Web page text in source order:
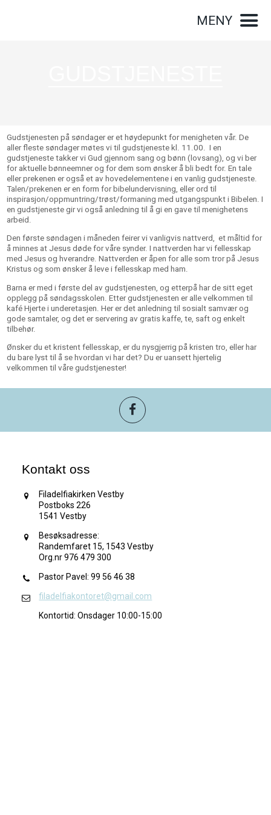
MENY
Gudstjenesten på søndager er et høydepunkt for menigheten vår. De
aller fleste søndager møtes vi til gudstjeneste kl. 11.00. I en
gudstjeneste takker vi Gud gjennom sang og bønn (lovsang), og vi ber
for aktuelle bønneemner og for dem som ønsker å bli bedt for. En tale
eller prekenen er også et av hovedelementene i en vanlig gudstjeneste.
Talen/prekenen er en form for bibelundervisning, eller ord til
inspirasjon/oppmuntring/trøst/formaning med utgangspunkt i Bibelen. I
en gudstjeneste gir vi også anledning til å gi en gave til menighetens
arbeid.
Den første søndagen i måneden feirer vi vanligvis nattverd, et måltid for
å minnes at Jesus døde for våre synder. I nattverden har vi fellesskap
med Jesus og hverandre. Nattverden er åpen for alle som tror på Jesus
Kristus og som ønsker å leve i fellesskap med ham.
Barna er med i første del av gudstjenesten, og etterpå har de sitt eget
opplegg på søndagsskolen. Etter gudstjenesten er alle velkommen til
kafé Hjerte i underetasjen. Her er det anledning til sosialt samvær og
gode samtaler, og det er servering av gratis kaffe, te, saft og enkelt
tilbehør.
Ønsker du et kristent fellesskap, er du nysgjerrig på kristen tro, eller har
du bare lyst til å se hvordan vi har det? Du er uansett hjertelig
velkommen til våre gudstjenester!
Kontakt oss
Filadelfiakirken Vestby
Postboks 226
1541 Vestby
Besøksadresse:
Randemfaret 15, 1543 Vestby
Org.nr 976 479 300
Pastor Pavel: 99 56 46 38
filadelfiakontoret@gmail.com
Kontortid: Onsdager 10:00-15:00